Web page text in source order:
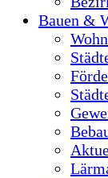
Bauen &